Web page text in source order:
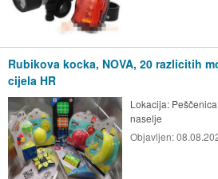
Rubikova kocka, NOVA, 20 razlicitih
cijela HR
Lokacija:
naselje
Objavljen: